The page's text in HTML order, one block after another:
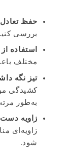
حفظ
بررسی
استفاده
مختلف
تیز نگه
کشیدگی
به‌طور
زاویه
زاویه‌ای
شود.